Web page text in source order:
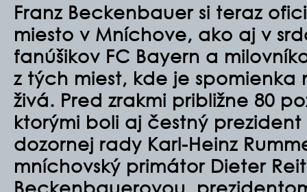
Franz Beckenbauer si teraz
miesto v Mníchove, ako aj v
fanúšikov FC Bayern a
z tých miest, kde je spomienka
živá. Pred zrakmi približne 80
ktorými boli aj čestný
dozornej rady Karl-Heinz
mníchovský primátor Dieter
Beckenbauerovou,